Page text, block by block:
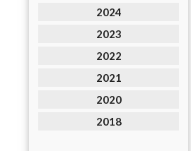
2024
2023
2022
2021
2020
2018